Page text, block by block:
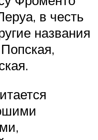
в честь
названия